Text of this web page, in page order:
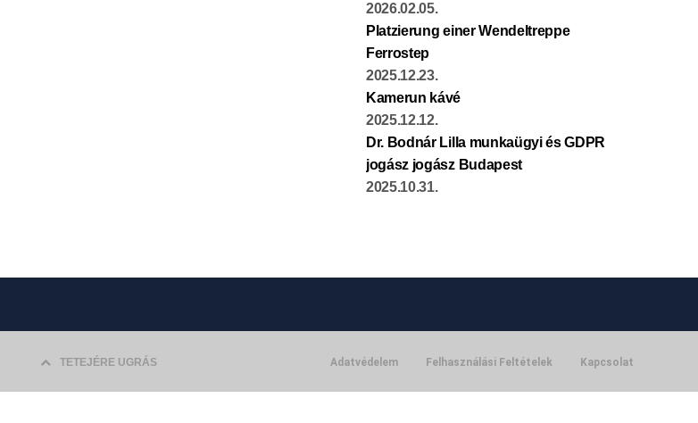
2026.02.05.
Platzierung einer Wendeltreppe
Ferrostep
2025.12.23.
Kamerun kávé
2025.12.12.
Dr. Bodnár Lilla munkaügyi és GDPR
jogász jogász Budapest
2025.10.31.
TETEJÉRE UGRÁS Adatvédelem Felhasználási Feltételek Kapcsolat